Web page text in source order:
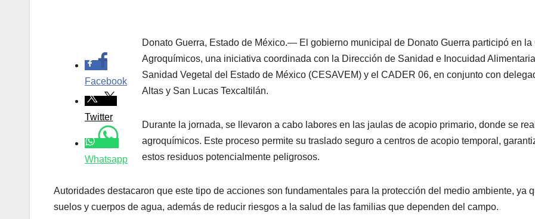
Facebook
Twitter
Whatsapp
Donato Guerra, Estado de México.— El gobierno municipal de Donato Guerra participó en
Agroquímicos, una iniciativa coordinada con la Dirección de Sanidad e Inocuidad
Sanidad Vegetal del Estado de México (CESAVEM) y el CADER 06, en conjunto con
Altas y San Lucas Texcaltilán.
Durante la jornada, se llevaron a cabo labores en las jaulas de acopio primario, donde se
agroquímicos. Este proceso permite su traslado seguro a centros de acopio temporal,
estos residuos potencialmente peligrosos.
Autoridades destacaron que este tipo de acciones son fundamentales para la protección del medio ambiente, ya
suelos y cuerpos de agua, además de reducir riesgos a la salud de las familias que dependen del campo.